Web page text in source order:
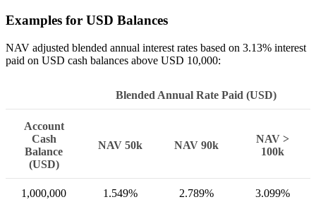
Examples for USD Balances
NAV adjusted blended annual interest rates based on 3.13% interest
paid on USD cash balances above USD 10,000:
Blended Annual Rate Paid (USD)
Account
Cash
Balance
(USD)
NAV 50k NAV 90k
NAV >
100k
1,000,000 1.549% 2.789% 3.099%